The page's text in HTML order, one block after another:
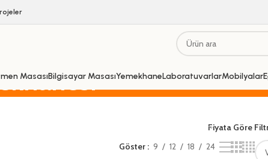
MasasıBilgisayar MasasıYemekhaneLaboratuvarlarMobilyalar
Fiyata Göre
Göster 9 12 18 24